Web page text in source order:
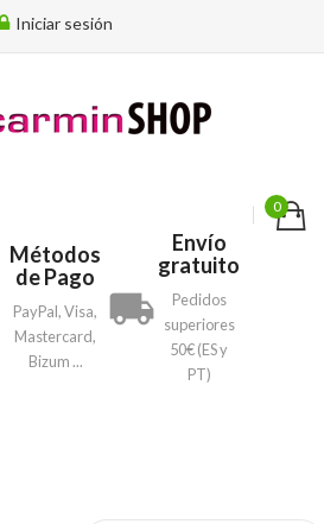
Iniciar sesión
0
Métodos
de Pago
PayPal, Visa,
Mastercard,
Bizum ...
local_shipping
Envío
gratuito
Pedidos
superiores
50€ (ES y
PT)